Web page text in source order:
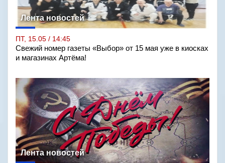
Лента новостей
ПТ, 15.05 / 14:45
Свежий номер газеты «Выбор» от 15 мая уже в киосках
и магазинах Артёма!
Лента новостей